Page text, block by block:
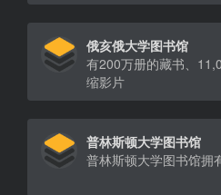
俄亥俄大学图书馆
有200万册的藏书、
缩影片
普林斯顿大学图书馆
普林斯顿大学图书馆拥